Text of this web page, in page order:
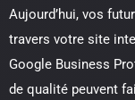
Aujourd’hui, vos
travers votre site
Google Business
de qualité peuvent